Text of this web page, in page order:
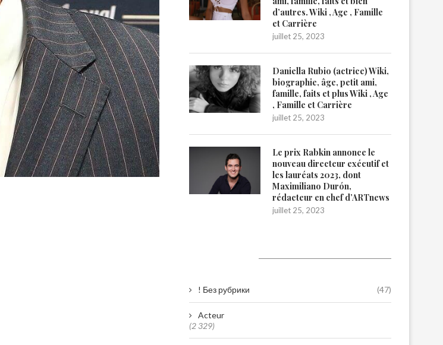
d’autres. Wiki , Age , Famille
et Carrière
juillet 25, 2023
Daniella Rubio (actrice) Wiki,
biographie, âge, petit ami,
famille, faits et plus Wiki , Age
, Famille et Carrière
juillet 25, 2023
Le prix Rabkin annonce le
nouveau directeur exécutif et
les lauréats 2023, dont
Maximiliano Durón,
rédacteur en chef d’ARTnews
juillet 25, 2023
! Без рубрики (47)
Acteur
(2 329)